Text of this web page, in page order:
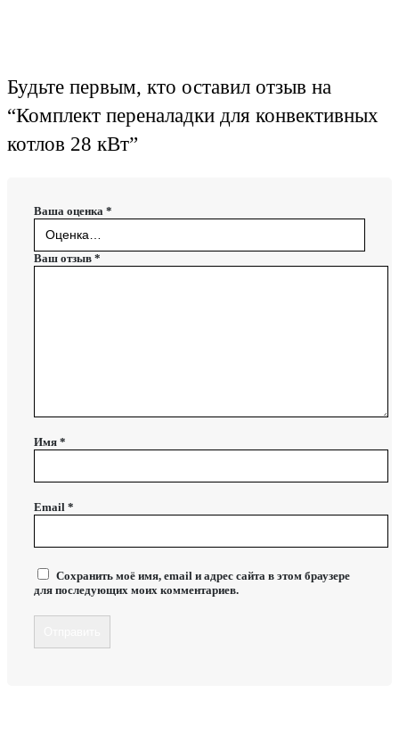
Будьте первым, кто оставил отзыв на
“Комплект переналадки для конвективных
котлов 28 кВт”
Ваша оценка *
Ваш отзыв *
Имя *
Email *
Сохранить моё имя, email и адрес сайта в этом браузере
для последующих моих комментариев.